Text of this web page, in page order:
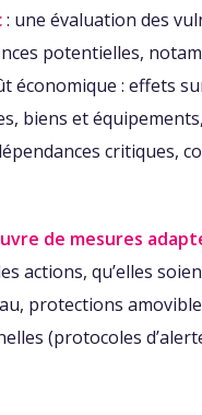
: une évaluation des
potentielles,
économique : effets
biens et
critiques,
de mesures
actions, qu’elles
protections
(protocoles